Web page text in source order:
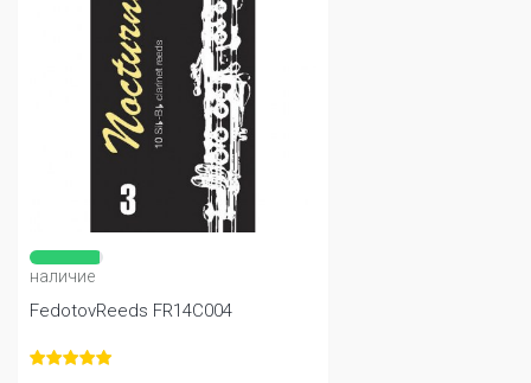
наличие
FedotovReeds FR14C004